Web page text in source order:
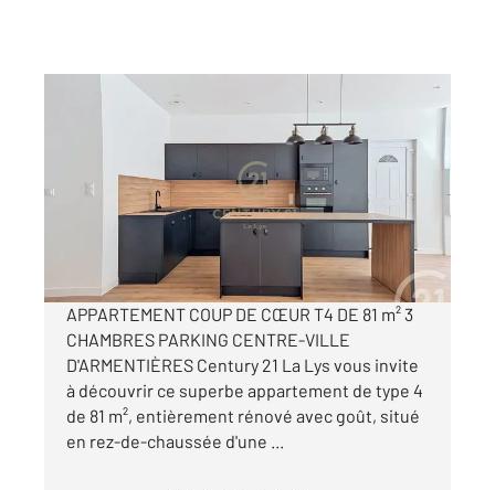
ARMENTIERES 59
Appartement F4 à vendre
148 900 €
Visiter le site dédié
APPARTEMENT COUP DE CŒUR T4 DE 81 m² 3
CHAMBRES PARKING CENTRE-VILLE
D'ARMENTIÈRES Century 21 La Lys vous invite
à découvrir ce superbe appartement de type 4
de 81 m², entièrement rénové avec goût, situé
en rez-de-chaussée d'une ...